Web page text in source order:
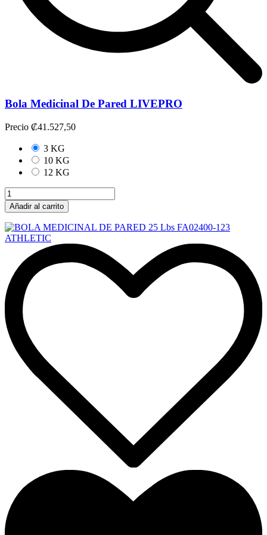
Bola Medicinal De Pared LIVEPRO
Precio ₡41.527,50
3 KG
10 KG
12 KG
Añadir al carrito